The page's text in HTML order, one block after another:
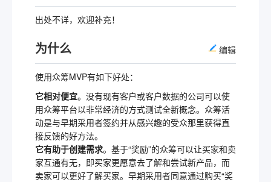
出处不详，欢迎补充！
为什么 编辑
使用众筹MVP有如下好处：
它相对便宜。没有现有客户或客户数据的公司可以使
用众筹平台以非常经济的方式测试全新概念。众筹活
动是与早期采用者签约并从感兴趣的受众那里获得直
接反馈的好方法。
它有助于创建需求。基于“奖励”的众筹可以让买家和卖
家互通有无，即买家更愿意去了解和尝试新产品，而
卖家可以更好了解买家。早期采用者同意通过购买“奖